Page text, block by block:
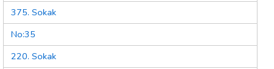
375. Sokak
No:35
220. Sokak